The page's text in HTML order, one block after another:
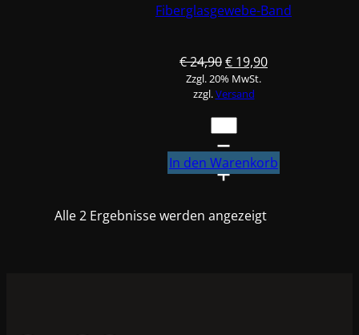
Fiberglasgewebe-Band
€24,90Ursprünglicher
Preis
war:
€ 24,90
€ 19,90Aktueller
Zzgl. 20% MwSt.
zzgl.Versand
Glasfaser
Gewebeband
5
cm
50
In den Warenkorb
Alle 2 Ergebnisse werden angezeigt